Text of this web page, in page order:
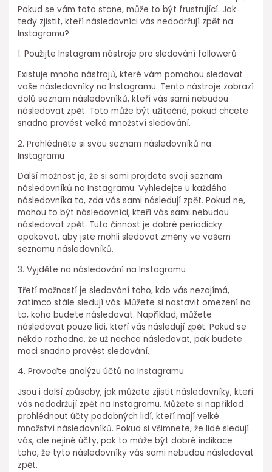
Pokud se vám toto stane, může to být frustrující. Jak
tedy zjistit, kteří následovníci vás nedodržují zpět na
Instagramu?
1. Použijte Instagram nástroje pro sledování followerů
Existuje mnoho nástrojů, které vám pomohou sledovat
vaše následovníky na Instagramu. Tento nástroje zobrazí
dolů seznam následovníků, kteří vás sami nebudou
následovat zpět. Toto může být užitečné, pokud chcete
snadno provést velké množství sledování.
2. Prohlédněte si svou seznam následovníků na
Instagramu
Další možnost je, že si sami projdete svoji seznam
následovníků na Instagramu. Vyhledejte u každého
následovníka to, zda vás sami následují zpět. Pokud ne,
mohou to být následovníci, kteří vás sami nebudou
následovat zpět. Tuto činnost je dobré periodicky
opakovat, aby jste mohli sledovat změny ve vašem
seznamu následovníků.
3. Vyjděte na následování na Instagramu
Třetí možností je sledování toho, kdo vás nezajímá,
zatímco stále sledují vás. Můžete si nastavit omezení na
to, koho budete následovat. Například, můžete
následovat pouze lidi, kteří vás následují zpět. Pokud se
někdo rozhodne, že už nechce následovat, pak budete
moci snadno provést sledování.
4. Provoďte analýzu účtů na Instagramu
Jsou i další způsoby, jak můžete zjistit následovníky, kteří
vás nedodržují zpět na Instagramu. Můžete si například
prohlédnout účty podobných lidí, kteří mají velké
množství následovníků. Pokud si všimnete, že lidé sledují
vás, ale nejiné účty, pak to může být dobré indikace
toho, že tyto následovníky vás sami nebudou následovat
zpět.